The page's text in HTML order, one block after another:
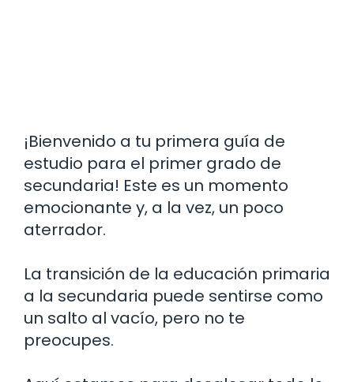
¡Bienvenido a tu primera guía de
estudio para el primer grado de
secundaria! Este es un momento
emocionante y, a la vez, un poco
aterrador.
La transición de la educación primaria
a la secundaria puede sentirse como
un salto al vacío, pero no te
preocupes.